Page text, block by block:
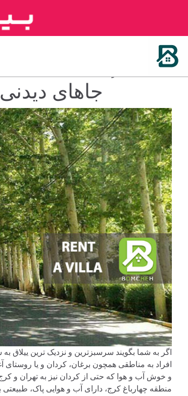
جاهای
اگر به شما بگویند سرسبزترین و نزدیک ترین ییلاق
افراد به مناطقی همچون برغان، کردان و یا
و خوش آب و هوا که حتی از کردان نیز به تهران و
منطقه چهارباغ کرج، دارای آب و هوایی پاک، طبیعتی